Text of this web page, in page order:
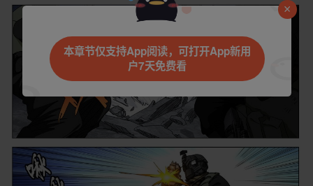
本章节仅支持App阅读，可打开App新用
户7天免费看
是否前往腾漫App继续阅读
立即前往